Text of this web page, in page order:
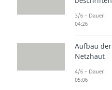
3/6 – Dauer:
04:26
Aufbau der
Netzhaut
4/6 – Dauer:
05:06